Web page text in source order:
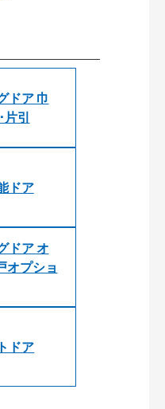
ドア 巾
片引
ドア
ドア オ
オプショ
ドア